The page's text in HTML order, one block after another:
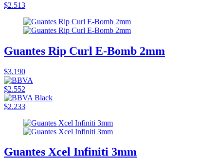
$2.513
Guantes Rip Curl E-Bomb 2mm
$3.190
$2.552
$2.233
Guantes Xcel Infiniti 3mm